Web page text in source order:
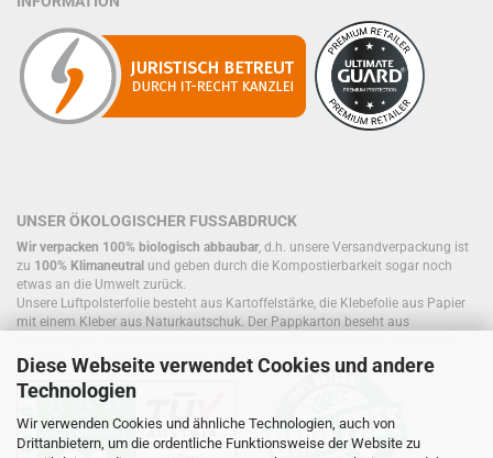
Diese Webseite verwendet Cookies und andere
Technologien
Wir verwenden Cookies und ähnliche Technologien, auch von
Drittanbietern, um die ordentliche Funktionsweise der Website zu
UNSER ÖKOLOGISCHER FUSSABDRUCK
Wir verpacken 100% biologisch abbaubar, d.h. unsere Versandverpackung ist
zu 100% Klimaneutral und geben durch die Kompostierbarkeit sogar noch
etwas an die Umwelt zurück.
Unsere Luftpolsterfolie besteht aus Kartoffelstärke, die Klebefolie aus Papier
mit einem Kleber aus Naturkautschuk. Der Pappkarton beseht aus
Füllmaterial, bereits im Kreislauf befinden.